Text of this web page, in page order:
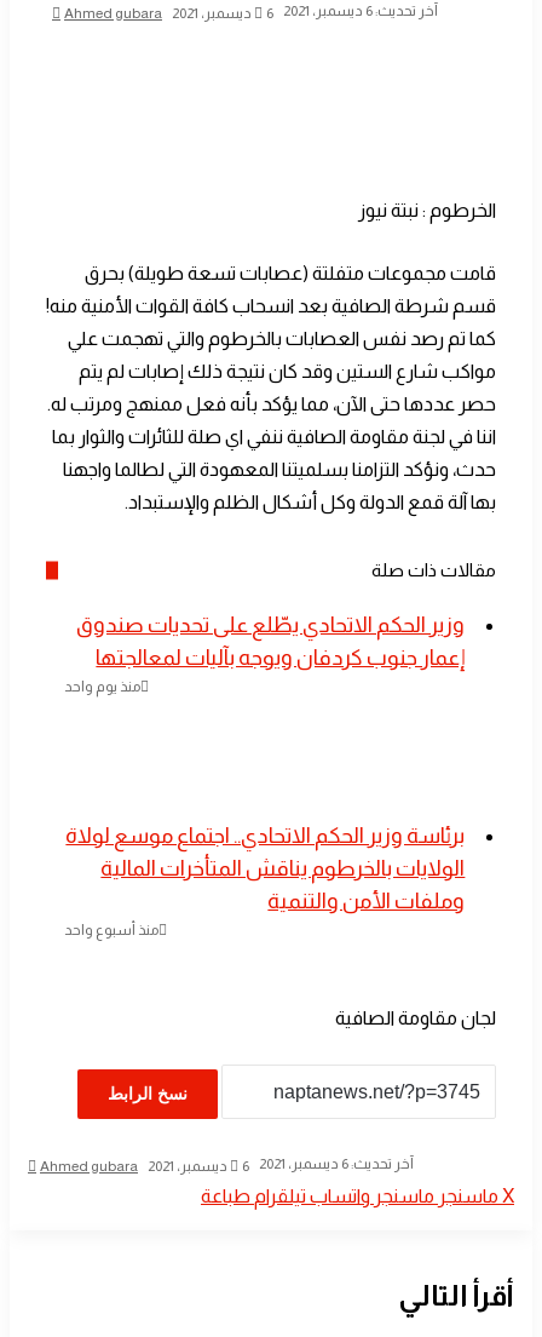
Ahmed gubara 6 ديسمبر، 2021 آخر تحديث: 6 ديسمبر، 2021
الخرطوم : نبتة نيوز
قامت مجموعات متفلتة (عصابات تسعة طويلة) بحرق
قسم شرطة الصافية بعد انسحاب كافة القوات الأمنية منه!
كما تم رصد نفس العصابات بالخرطوم والتي تهجمت علي
مواكب شارع الستين وقد كان نتيجة ذلك إصابات لم يتم
حصر عددها حتى الآن، مما يؤكد بأنه فعل ممنهج ومرتب له.
اننا في لجنة مقاومة الصافية ننفي اي صلة للثائرات والثوار بما
حدث، ونؤكد التزامنا بسلميتنا المعهودة التي لطالما واجهنا
بها آلة قمع الدولة وكل أشكال الظلم والإستبداد.
مقالات ذات صلة
​وزير الحكم الاتحادي يطّلع على تحديات صندوق
إعمار جنوب كردفان ويوجه بآليات لمعالجتها
منذ يوم واحد
​برئاسة وزير الحكم الاتحادي.. اجتماع موسع لولاة
الولايات بالخرطوم يناقش المتأخرات المالية
وملفات الأمن والتنمية
منذ أسبوع واحد
لجان مقاومة الصافية
نسخ الرابط
Ahmed gubara 6 ديسمبر، 2021 آخر تحديث: 6 ديسمبر، 2021
‫X ماسنجر ماسنجر واتساب تيلقرام طباعة
أقرأ التالي